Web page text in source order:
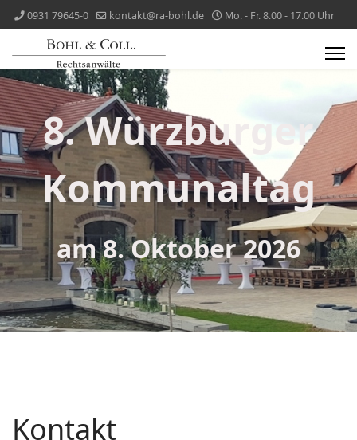
0931 79645-0 kontakt@ra-bohl.de Mo. - Fr. 8.00 - 17.00 Uhr
8. Würzburger
Kommunaltag
am 8. Oktober 2026
Kontakt